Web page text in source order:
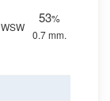
WSW
53%
0.7 mm.